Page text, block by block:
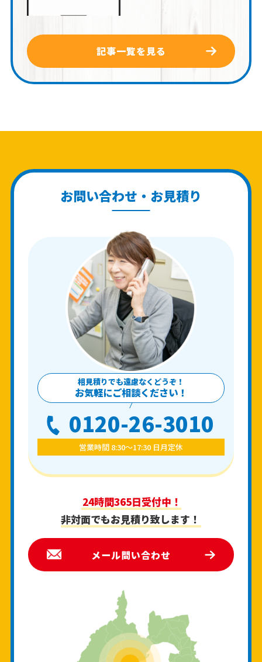
記事一覧を見る
お問い合わせ・お見積り
相見積りでも遠慮なくどうぞ！
お気軽にご相談ください！
0120-26-3010
営業時間 8:30〜17:30 日月定休
24時間365日受付中！
非対面でもお見積り致します！
メール問い合わせ